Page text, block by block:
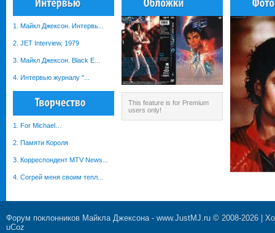
1. Майкл Джексон. Интервь...
2. JET Interview, 1979
3. Майкл Джексон. Black E...
4. Интервью журналу "...
1. For Michael…
2. Памяти Короля
3. Корреспондент MTV News...
4. Согрей меня своим тепл...
This feature is for Premium
users only!
Форум поклонников Майкла Джексона- www.JustMJ.ru © 2008-2026 |
uCoz